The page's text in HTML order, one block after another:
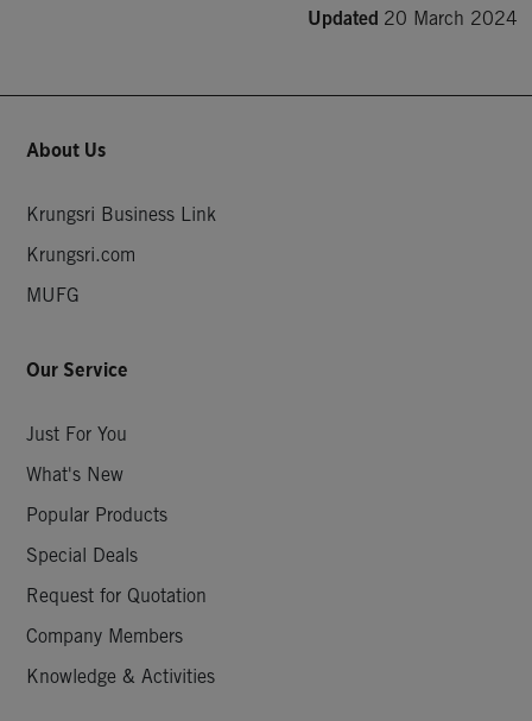
Updated 20 March 2024
About Us
Krungsri Business Link
Krungsri.com
MUFG
Our Service
Just For You
What's New
Popular Products
Special Deals
Request for Quotation
Company Members
Knowledge & Activities